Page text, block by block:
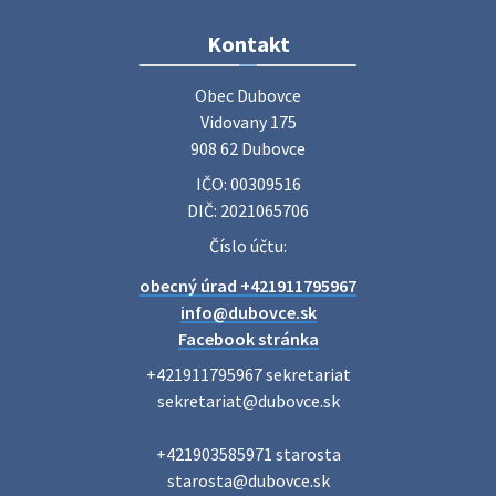
Zájazd do Veľkého Medera
Základná organizácia Únie žien Slovenska Dubovce
srdečne pozýva svoje členky, ich rodinných príslušníkov aj
priateľov na jednodňový zájazd na termálne kúpalisko
Poradne komplexnej pomoci
diskrétne komplexné odborné poradenstvo. Tím
odborníkov Vám pomôžte nájsť riešenie v piatich kľúčových
oblastiach: právo rodina a v…
Voľby do orgánov samosprávnych krajov 2026 V obci
Kontakt
Obec Dubovce
Vidovany 175
908 62 Dubovce
IČO: 00309516
DIČ: 2021065706
Číslo účtu:
obecný úrad +421911795967
info@dubovce.sk
Facebook stránka
+421911795967 sekretariat
sekretariat@dubovce.sk
+421903585971 starosta
starosta@dubovce.sk